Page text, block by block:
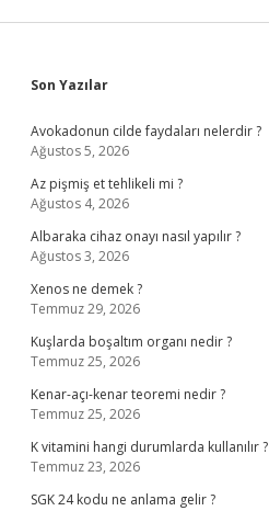
Sidebar
Son Yazılar
Avokadonun cilde faydaları nelerdir ?
Ağustos 5, 2026
Az pişmiş et tehlikeli mi ?
Ağustos 4, 2026
Albaraka cihaz onayı nasıl yapılır ?
Ağustos 3, 2026
Xenos ne demek ?
Temmuz 29, 2026
Kuşlarda boşaltım organı nedir ?
Temmuz 25, 2026
Kenar-açı-kenar teoremi nedir ?
Temmuz 25, 2026
K vitamini hangi durumlarda kullanılır ?
Temmuz 23, 2026
SGK 24 kodu ne anlama gelir ?